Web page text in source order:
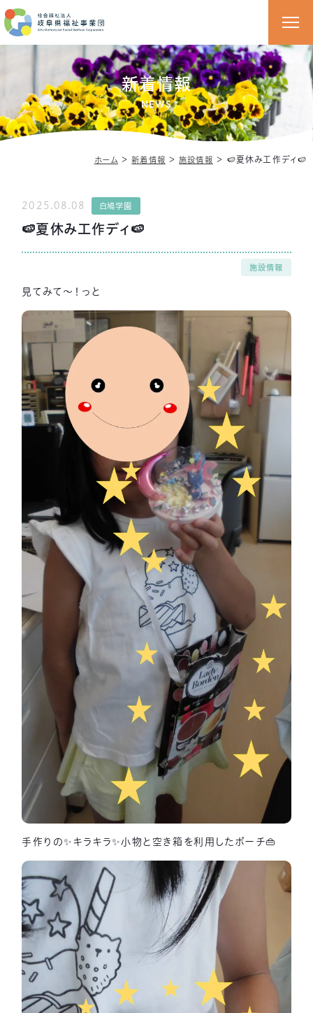
新着情報
NEWS
ホーム ＞新着情報 ＞施設情報 ＞ 🍉夏休み工作ディ🍉
2025.08.08 白鳩学園
🍉夏休み工作ディ🍉
施設情報
見てみて～！っと
手作りの✨キラキラ✨小物と空き箱を利用したポーチ👜